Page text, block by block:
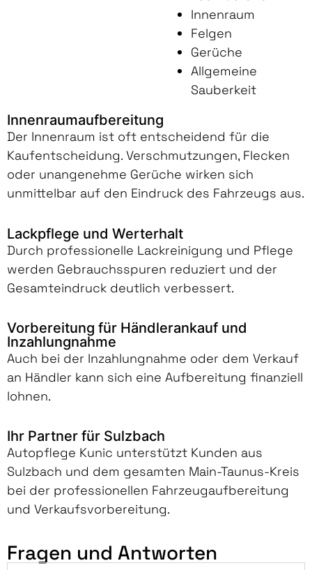
Innenraum
Felgen
Gerüche
Allgemeine
Sauberkeit
Innenraumaufbereitung
Der Innenraum ist oft entscheidend für die
Kaufentscheidung. Verschmutzungen, Flecken
oder unangenehme Gerüche wirken sich
unmittelbar auf den Eindruck des Fahrzeugs aus.
Lackpflege und Werterhalt
Durch professionelle Lackreinigung und Pflege
werden Gebrauchsspuren reduziert und der
Gesamteindruck deutlich verbessert.
Vorbereitung für Händlerankauf und
Inzahlungnahme
Auch bei der Inzahlungnahme oder dem Verkauf
an Händler kann sich eine Aufbereitung finanziell
lohnen.
Ihr Partner für Sulzbach
Autopflege Kunic unterstützt Kunden aus
Sulzbach und dem gesamten Main-Taunus-Kreis
bei der professionellen Fahrzeugaufbereitung
und Verkaufsvorbereitung.
Fragen und Antworten